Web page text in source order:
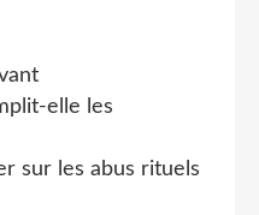
elle les
sur les abus rituels